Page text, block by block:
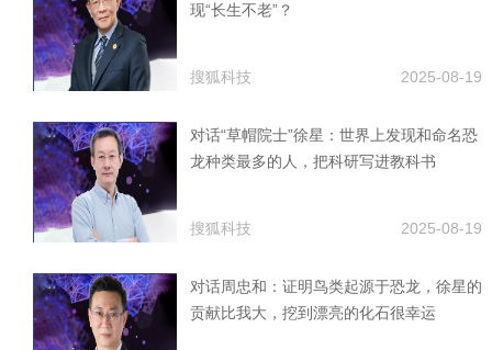
现“长生不老”？
搜狐科技 2025-08-19
对话“草帽院士”徐星：世界上发现和命名恐
龙种类最多的人，把科研写进教科书
搜狐科技 2025-08-19
对话周忠和：证明鸟类起源于恐龙，徐星的
贡献比我大，挖到漂亮的化石很幸运